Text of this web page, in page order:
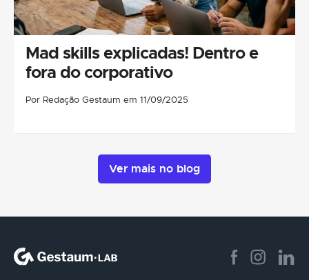
Mad skills explicadas! Dentro e
fora do corporativo
Por Redação Gestaum em 11/09/2025
Ver mais no blog